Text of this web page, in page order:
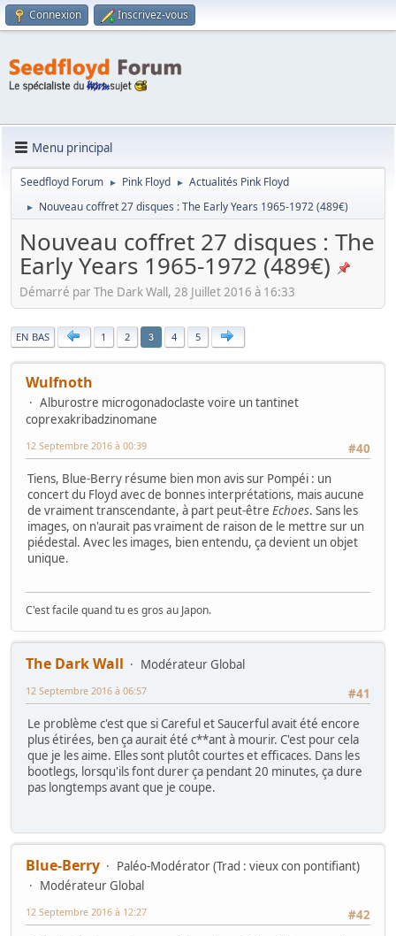
Connexion Inscrivez-vous
Menu principal
Seedfloyd Forum ► Pink Floyd ► Actualités Pink Floyd
► Nouveau coffret 27 disques : The Early Years 1965-1972 (489€)
Nouveau coffret 27 disques : The
Early Years 1965-1972 (489€)
Démarré par The Dark Wall, 28 Juillet 2016 à 16:33
|
EN BAS 1 2 3 4 5
Wulfnoth
Alburostre microgonadoclaste voire un tantinet
coprexakribadzinomane
#40
12 Septembre 2016 à 00:39
Tiens, Blue-Berry résume bien mon avis sur Pompéi : un
concert du Floyd avec de bonnes interprétations, mais aucune
de vraiment transcendante, à part peut-être Echoes. Sans les
images, on n'aurait pas vraiment de raison de le mettre sur un
piédestal. Avec les images, bien entendu, ça devient un objet
unique.
C'est facile quand tu es gros au Japon.
The Dark Wall
Modérateur Global
#41
12 Septembre 2016 à 06:57
Le problème c'est que si Careful et Saucerful avait été encore
plus étirées, ben ça aurait été c**ant à mourir. C'est pour cela
que je les aime. Elles sont plutôt courtes et efficaces. Dans les
bootlegs, lorsqu'ils font durer ça pendant 20 minutes, ça dure
pas longtemps avant que je coupe.
Blue-Berry
Paléo-Modérator (Trad : vieux con pontifiant)
Modérateur Global
#42
12 Septembre 2016 à 12:27